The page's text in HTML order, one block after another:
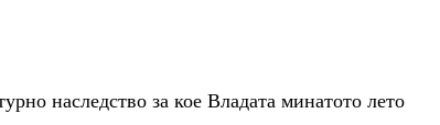
наследство за кое Владата минатото лето